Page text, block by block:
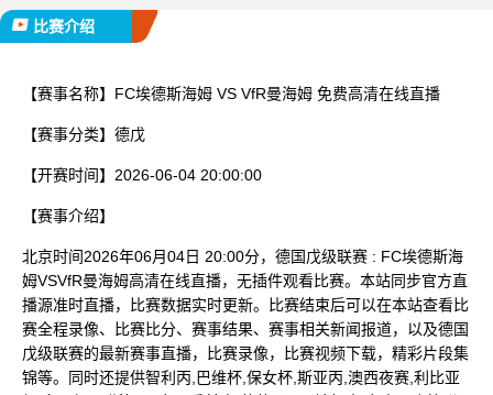
比赛介绍
【赛事名称】 FC埃德斯海姆 VS VfR曼海姆 免费高清在线直播
【赛事分类】 德戊
【开赛时间】 2026-06-04 20:00:00
【赛事介绍】
北京时间2026年06月04日 20:00分，德国戊级联赛 : FC埃德斯海
姆VSVfR曼海姆高清在线直播，无插件观看比赛。本站同步官方直
播源准时直播，比赛数据实时更新。比赛结束后可以在本站查看比
赛全程录像、比赛比分、赛事结果、赛事相关新闻报道，以及德国
戊级联赛的最新赛事直播，比赛录像，比赛视频下载，精彩片段集
锦等。同时还提供智利丙,巴维杯,保女杯,斯亚丙,澳西夜赛,利比亚